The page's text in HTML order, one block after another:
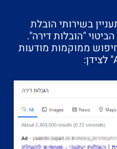
בשירותי הובלת
"הובלות דירה".
ממוקמות מודעות